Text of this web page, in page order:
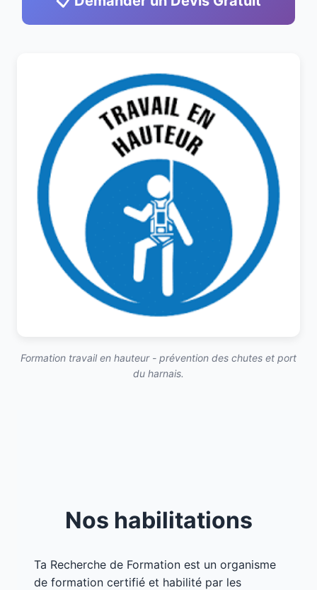
Formation travail en hauteur - prévention des chutes et port
du harnais.
Nos habilitations
Ta Recherche de Formation est un organisme
de formation certifié et habilité par les